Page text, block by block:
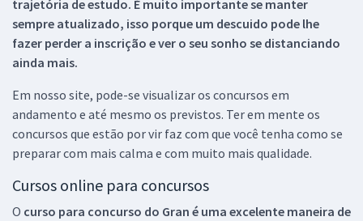
trajetória de estudo. É muito importante se manter
sempre atualizado, isso porque um descuido pode lhe
fazer perder a inscrição e ver o seu sonho se distanciando
ainda mais.
Em nosso site, pode-se visualizar os concursos em
andamento e até mesmo os previstos. Ter em mente os
concursos que estão por vir faz com que você tenha como se
preparar com mais calma e com muito mais qualidade.
Cursos online para concursos
O curso para concurso do Gran é uma excelente maneira de